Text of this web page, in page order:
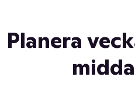
Planera